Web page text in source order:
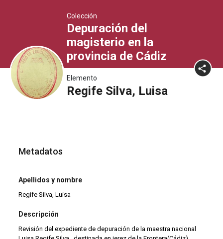
Colección
Depuración del
magisterio en la
provincia de Cádiz
Elemento
Regife Silva, Luisa
Metadatos
Apellidos y nombre
Regife Silva, Luisa
Descripción
Revisión del expediente de depuración de la maestra nacional